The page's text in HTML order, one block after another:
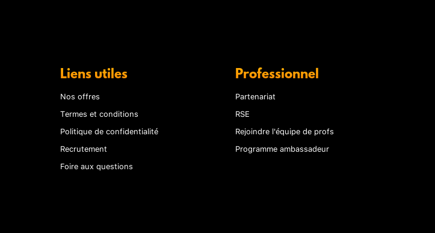
Liens utiles
Nos offres
Termes et conditions
Politique de confidentialité
Recrutement
Foire aux questions
Professionnel
Partenariat
RSE
Rejoindre l'équipe de profs
Programme ambassadeur